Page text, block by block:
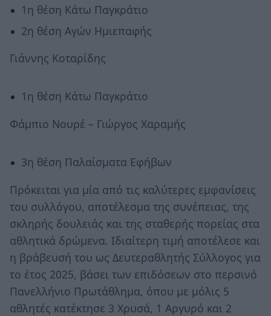
1η θέση Κάτω Παγκράτιο
2η θέση Αγών Ημιεπαφής
Γιάννης Κοταρίδης
1η θέση Κάτω Παγκράτιο
Φάμπιο Νουρέ – Γιώργος Χαραμής
3η θέση Παλαίσματα Εφήβων
Πρόκειται για μία από τις καλύτερες εμφανίσεις
του συλλόγου, αποτέλεσμα της συνέπειας, της
σκληρής δουλειάς και της σταθερής πορείας στα
αθλητικά δρώμενα. Ιδιαίτερη τιμή αποτέλεσε και
η βράβευσή του ως Δευτεραθλητής Σύλλογος για
το έτος 2025, βάσει των επιδόσεων στο περσινό
Πανελλήνιο Πρωτάθλημα, όπου με μόλις 5
αθλητές κατέκτησε 3 Χρυσά, 1 Αργυρό και 2